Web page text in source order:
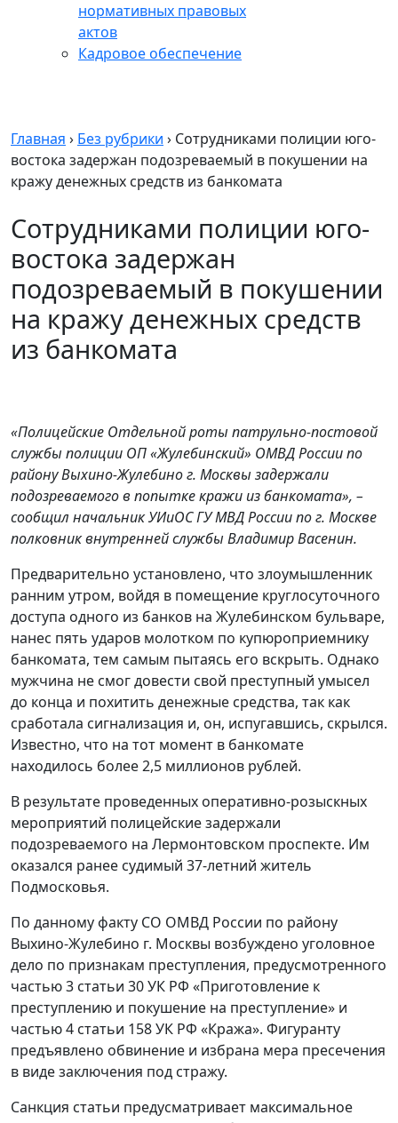
нормативных правовых
актов
Кадровое обеспечение
Главная › Без рубрики › Сотрудниками полиции юго-
востока задержан подозреваемый в покушении на
кражу денежных средств из банкомата
Сотрудниками полиции юго-
востока задержан
подозреваемый в покушении
на кражу денежных средств
из банкомата
«Полицейские Отдельной роты патрульно-постовой
службы полиции ОП «Жулебинский» ОМВД России по
району Выхино-Жулебино г. Москвы задержали
подозреваемого в попытке кражи из банкомата», –
сообщил начальник УИиОС ГУ МВД России по г. Москве
полковник внутренней службы Владимир Васенин.
Предварительно установлено, что злоумышленник
ранним утром, войдя в помещение круглосуточного
доступа одного из банков на Жулебинском бульваре,
нанес пять ударов молотком по купюроприемнику
банкомата, тем самым пытаясь его вскрыть. Однако
мужчина не смог довести свой преступный умысел
до конца и похитить денежные средства, так как
сработала сигнализация и, он, испугавшись, скрылся.
Известно, что на тот момент в банкомате
находилось более 2,5 миллионов рублей.
В результате проведенных оперативно-розыскных
мероприятий полицейские задержали
подозреваемого на Лермонтовском проспекте. Им
оказался ранее судимый 37-летний житель
Подмосковья.
По данному факту СО ОМВД России по району
Выхино-Жулебино г. Москвы возбуждено уголовное
дело по признакам преступления, предусмотренного
частью 3 статьи 30 УК РФ «Приготовление к
преступлению и покушение на преступление» и
частью 4 статьи 158 УК РФ «Кража». Фигуранту
предъявлено обвинение и избрана мера пресечения
в виде заключения под стражу.
Санкция статьи предусматривает максимальное